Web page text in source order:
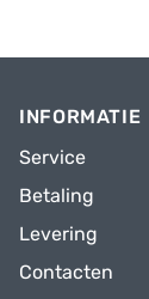
INFORMATIE
Service
Betaling
Levering
Contacten